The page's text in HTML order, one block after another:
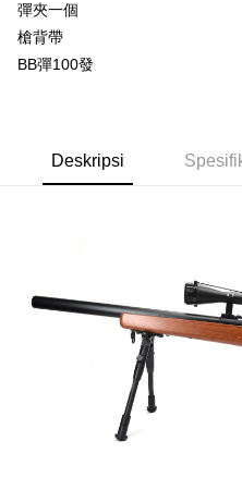
AFTEE.
Sila ambil perhatian bahawa
bagaimanapun, bagi mereka yang
Tempoh pembayaran dikira dari
ditambah dengan bilangan hari
kepada AFTEE dalam tempoh
Kedua, Sekatan Pembayaran
1. Jumlah yang diperakui untuk
NT$10,000. Amaun diperakui
keputusan pensijilan dan semakan
2. Amaun perbelanjaan minimum
3. Pada masa ini hanya tersedia
宅配
NT$400/pesanan
彈夾一個
槍背帶
BB彈100發
Deskripsi